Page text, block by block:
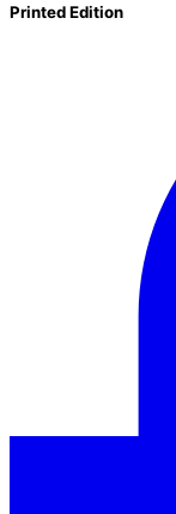
Printed Edition